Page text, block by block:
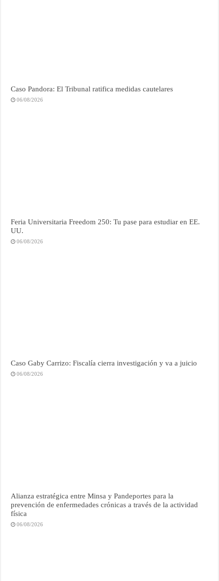
Caso Pandora: El Tribunal ratifica medidas cautelares
06/08/2026
Feria Universitaria Freedom 250: Tu pase para estudiar en EE.
UU.
06/08/2026
Caso Gaby Carrizo: Fiscalía cierra investigación y va a juicio
06/08/2026
Alianza estratégica entre Minsa y Pandeportes para la
prevención de enfermedades crónicas a través de la actividad
física
06/08/2026